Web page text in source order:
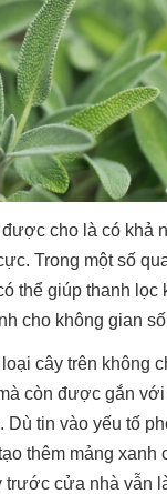
cho là có khả
Trong một số
thể giúp thanh lọc
cho không gian
cây trên không
còn được gắn
Dù tin vào yếu tố
thêm mảng xanh
trước cửa nhà vẫn